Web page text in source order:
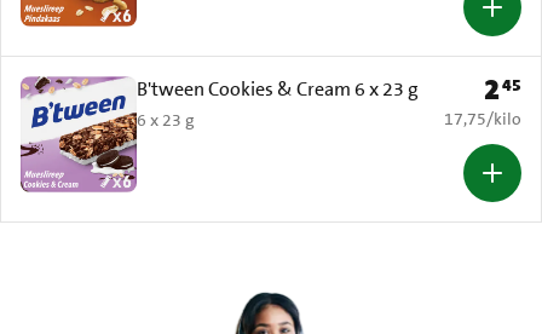
B'tween Cookies & Cream 6 x 23 g
6 x 23 g
Prijs:
245
€ 17,75 per
17,75/kilo